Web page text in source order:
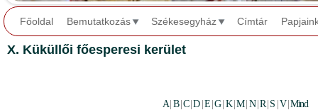
Főoldal Bemutatkozás Székesegyház Címtár
X. Küküllői főesperesi kerület
A B C |D E |G K |M N R S V |Mind